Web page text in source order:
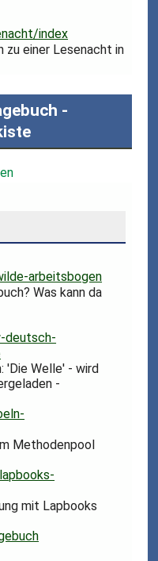
index
zu einer Lesenacht in
-
arbeitsbogen
Was kann da
deutsch-
'Die Welle' - wird
-
Methodenpool
mit Lapbooks